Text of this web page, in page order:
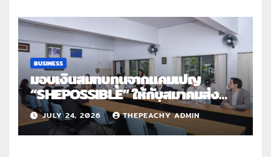
BUSINESS
มอบเงินสมทบทุนจากแคมเปญ
“SHEPOSSIBLE” ให้กับสมาคมส่ง
เสริมสถานภาพสตรีฯ เนื่องในวันสตรี
สากล 2569
JULY 24, 2026 THEPEACHY ADMIN